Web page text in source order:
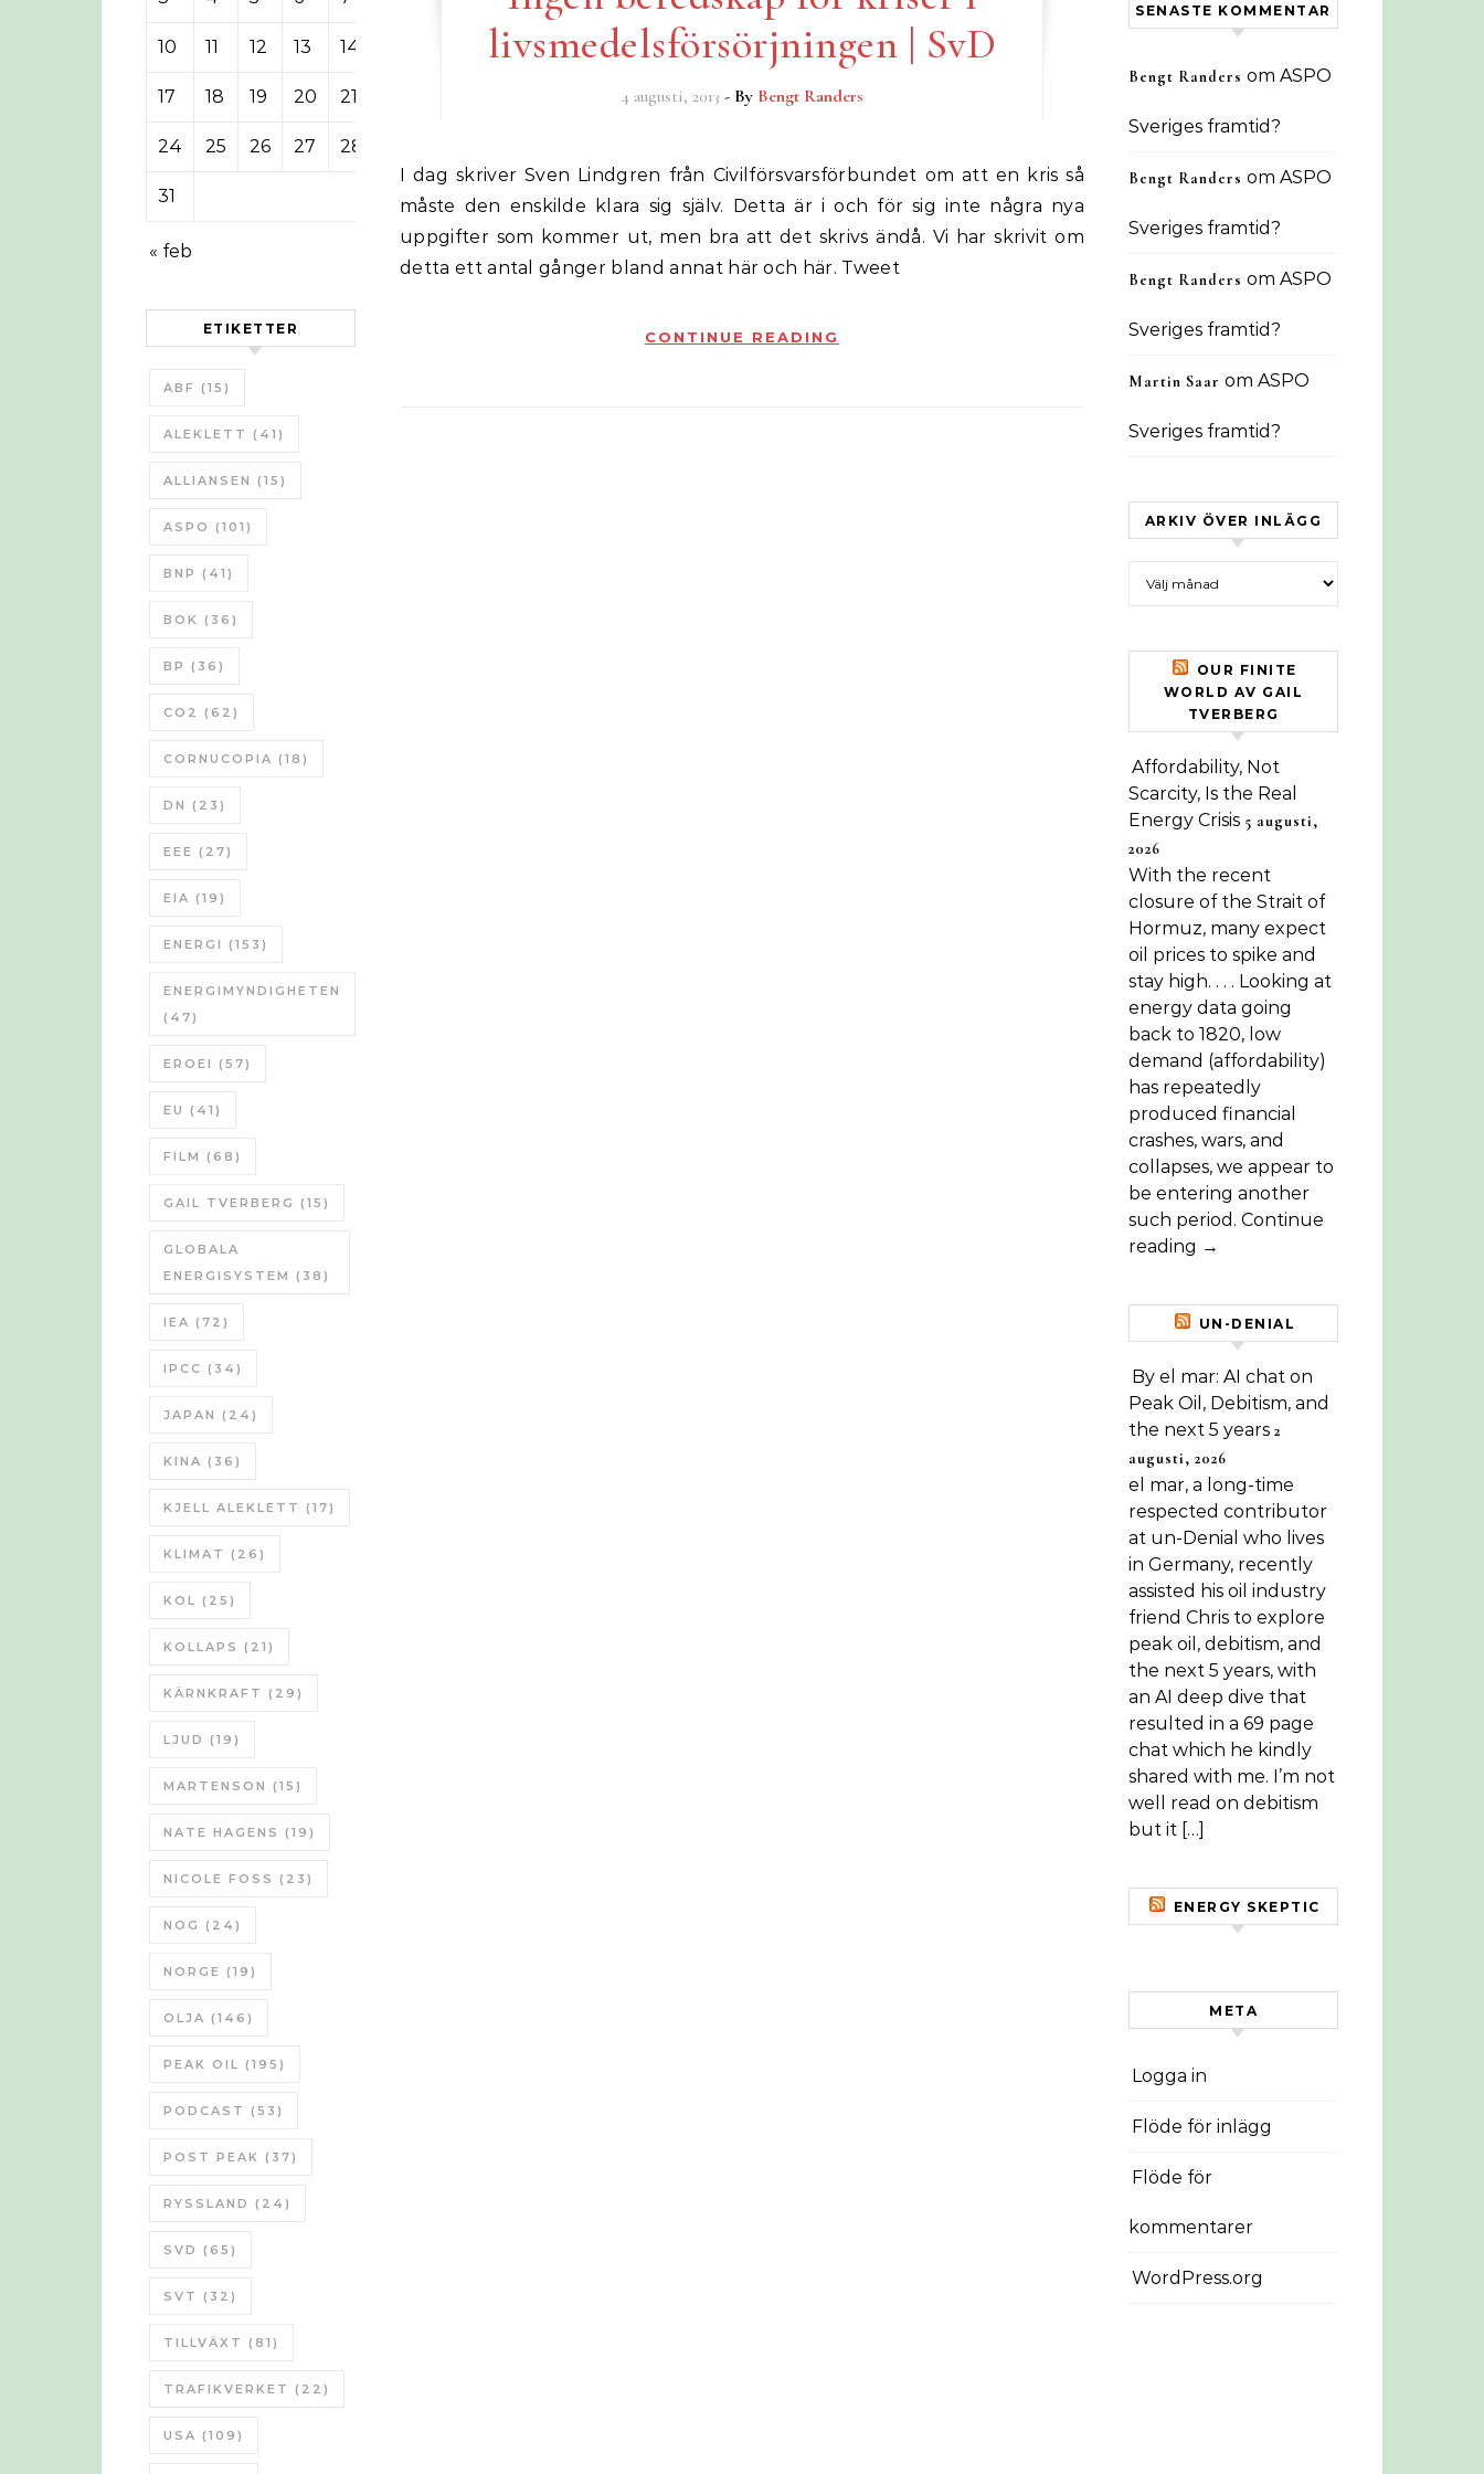
10 11 12 13 14
17 18 19 20 21
24 25 26 27 28
31
« feb
ETIKETTER
ABF (15)
ALEKLETT (41)
ALLIANSEN (15)
ASPO (101)
BNP (41)
BOK (36)
BP (36)
CO2 (62)
CORNUCOPIA (18)
DN (23)
EEE (27)
EIA (19)
ENERGI (153)
ENERGIMYNDIGHETEN
(47)
EROEI (57)
EU (41)
FILM (68)
GAIL TVERBERG (15)
GLOBALA
ENERGISYSTEM (38)
IEA (72)
IPCC (34)
JAPAN (24)
KINA (36)
KJELL ALEKLETT (17)
KLIMAT (26)
KOL (25)
KOLLAPS (21)
KÄRNKRAFT (29)
LJUD (19)
MARTENSON (15)
NATE HAGENS (19)
NICOLE FOSS (23)
NOG (24)
NORGE (19)
OLJA (146)
PEAK OIL (195)
PODCAST (53)
POST PEAK (37)
RYSSLAND (24)
SVD (65)
SVT (32)
TILLVÄXT (81)
TRAFIKVERKET (22)
USA (109)
livsmedelsförsörjningen | SvD
4 augusti, 2013 - By Bengt Randers
I dag skriver Sven Lindgren från Civilförsvarsförbundet om att en kris så
måste den enskilde klara sig själv. Detta är i och för sig inte några nya
uppgifter som kommer ut, men bra att det skrivs ändå. Vi har skrivit om
detta ett antal gånger bland annat här och här. Tweet
CONTINUE READING
SENASTE KOMMENTAR
Bengt Randers om ASPO
Sveriges framtid?
Bengt Randers om ASPO
Sveriges framtid?
Bengt Randers om ASPO
Sveriges framtid?
Martin Saar om ASPO
Sveriges framtid?
ARKIV ÖVER INLÄGG
OUR FINITE
WORLD AV GAIL
TVERBERG
Affordability, Not
Scarcity, Is the Real
Energy Crisis 5 augusti,
2026
With the recent
closure of the Strait of
Hormuz, many expect
oil prices to spike and
stay high. . . . Looking at
energy data going
back to 1820, low
demand (affordability)
has repeatedly
produced financial
crashes, wars, and
collapses, we appear to
be entering another
such period. Continue
reading →
UN-DENIAL
By el mar: AI chat on
Peak Oil, Debitism, and
the next 5 years 2
augusti, 2026
el mar, a long-time
respected contributor
at un-Denial who lives
in Germany, recently
assisted his oil industry
friend Chris to explore
peak oil, debitism, and
the next 5 years, with
an AI deep dive that
resulted in a 69 page
chat which he kindly
shared with me. I’m not
well read on debitism
but it […]
ENERGY SKEPTIC
META
Logga in
Flöde för inlägg
Flöde för
kommentarer
WordPress.org